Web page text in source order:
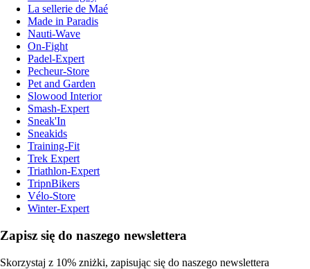
La sellerie de Maé
Made in Paradis
Nauti-Wave
On-Fight
Padel-Expert
Pecheur-Store
Pet and Garden
Slowood Interior
Smash-Expert
Sneak'In
Sneakids
Training-Fit
Trek Expert
Triathlon-Expert
TripnBikers
Vélo-Store
Winter-Expert
Zapisz się do naszego newslettera
Skorzystaj z 10% zniżki, zapisując się do naszego newslettera